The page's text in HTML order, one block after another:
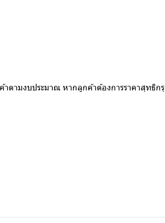
ตามงบประมาณ หากลูกค้าต้องการราคาสุทธิ